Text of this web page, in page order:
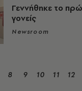
Γεννήθηκε το
γονείς
Newsroom
8 9 10 11 12